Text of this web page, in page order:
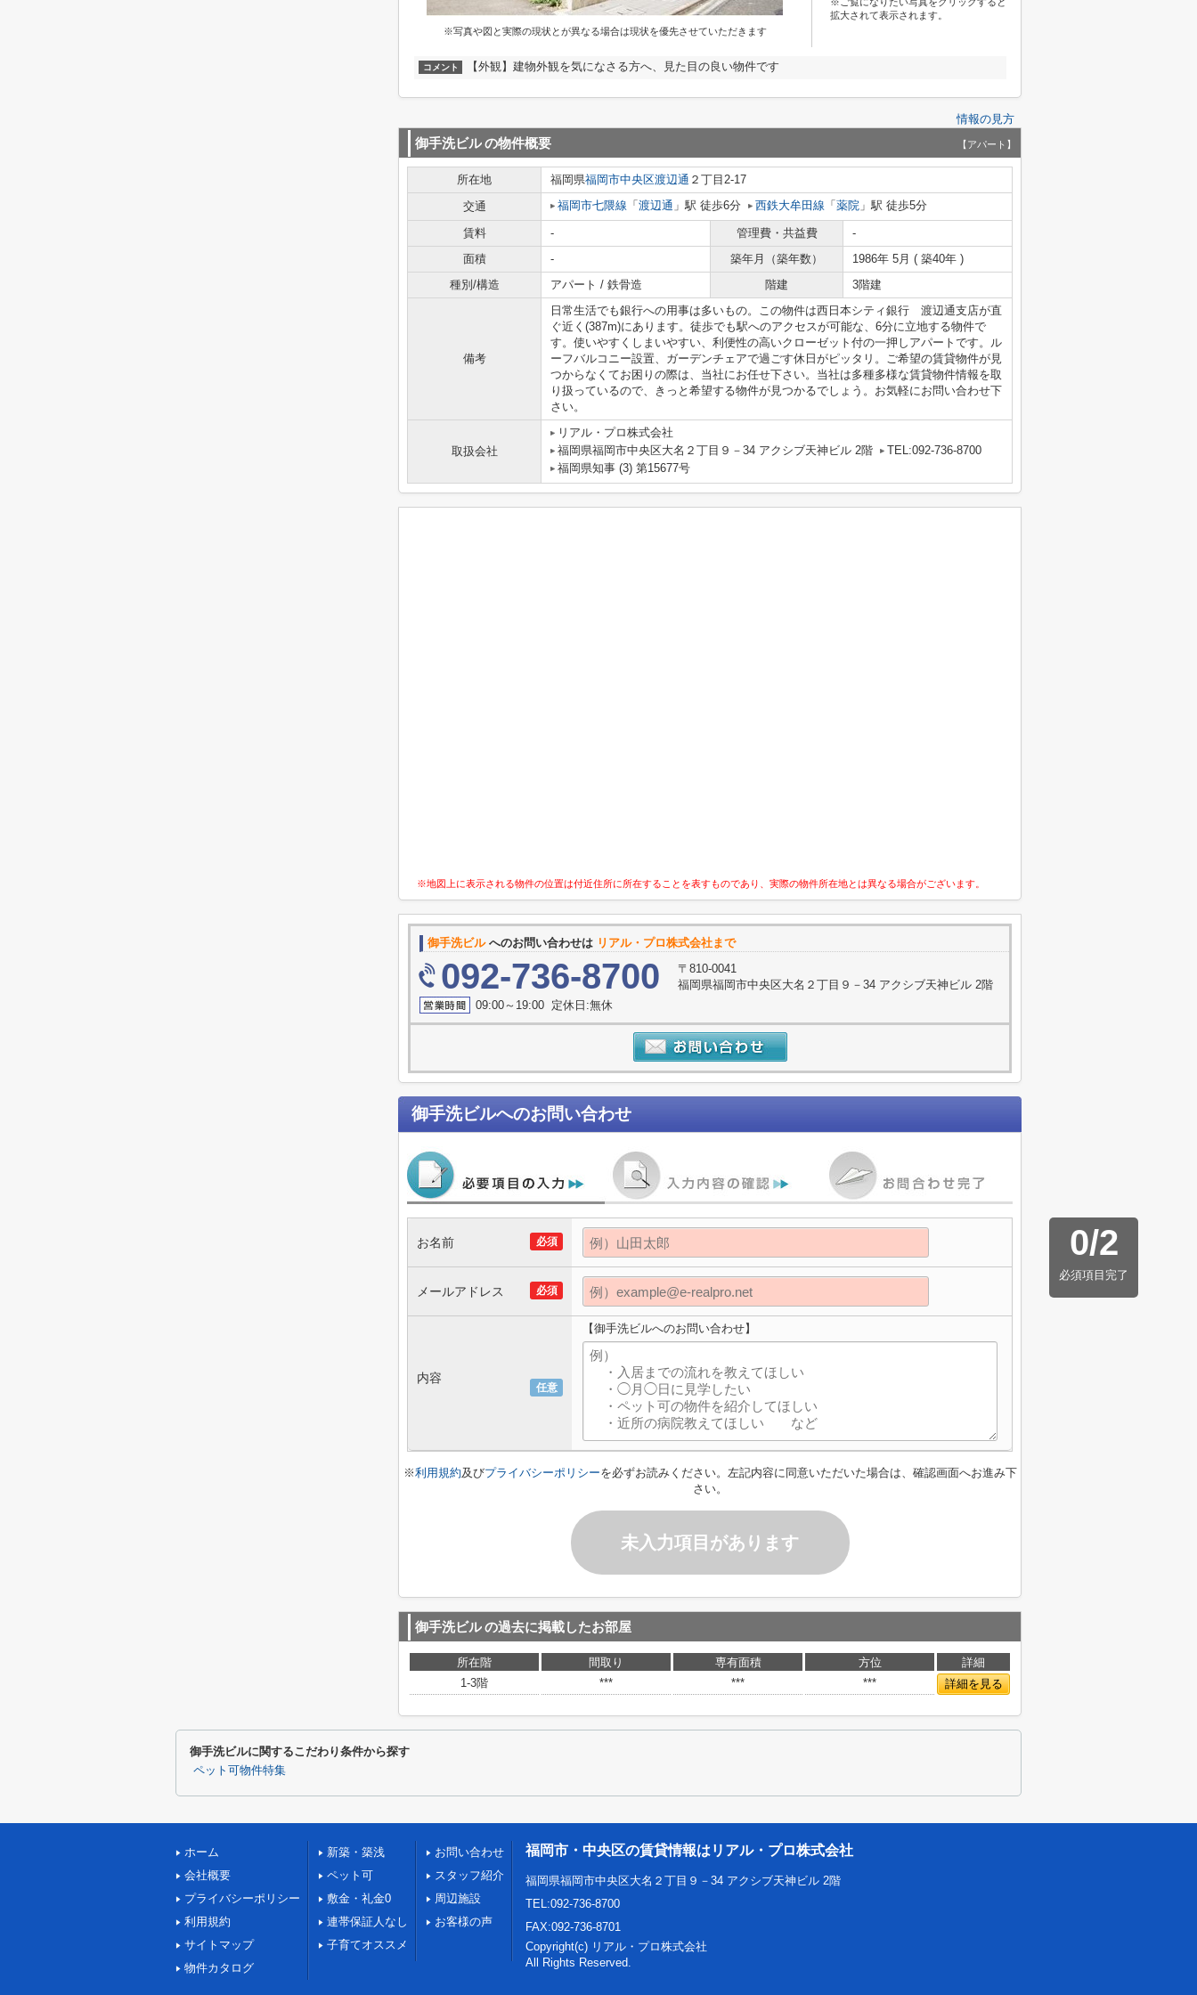
※写真や図と実際の現状とが異なる場合は現状を優先させていただきます
拡大されて表示されます。
コメント 【外観】建物外観を気になさる方へ、見た目の良い物件です
情報の見方
御手洗ビルの物件概要 【アパート】
所在地 福岡県福岡市中央区渡辺通 ２丁目2-17
交通
福岡市七隈線 「 渡辺通 」駅 徒歩6分 西鉄大牟田線 「 薬院 」駅 徒歩5分
賃料 - 管理費・共益費
-
面積
- 築年月（築年数）
1986年 5月 ( 築40年 )
種別/構造
アパート / 鉄骨造 階建 3階建
備考
日常生活でも銀行への用事は多いもの。この物件は西日本シティ銀行 渡辺通支店が直
ぐ近く(387m)にあります。徒歩でも駅へのアクセスが可能な、6分に立地する物件で
す。使いやすくしまいやすい、利便性の高いクローゼット付の一押しアパートです。ル
ーフバルコニー設置、ガーデンチェアで過ごす休日がピッタリ。ご希望の賃貸物件が見
つからなくてお困りの際は、当社にお任せ下さい。当社は多種多様な賃貸物件情報を取
り扱っているので、きっと希望する物件が見つかるでしょう。お気軽にお問い合わせ下
さい。
取扱会社
リアル・プロ株式会社
福岡県福岡市中央区大名２丁目９－34 アクシブ天神ビル 2階
TEL:092-736-8700
福岡県知事 (3) 第15677号
※地図上に表示される物件の位置は付近住所に所在することを表すものであり、実際の物件所在地とは異なる場合がございます。
御手洗ビルへのお問い合わせは リアル・プロ株式会社まで
092-736-8700
〒810-0041
福岡県福岡市中央区大名２丁目９－34 アクシブ天神ビル 2階
09:00～19:00 定休日:無休
御手洗ビルへのお問い合わせ
0/2
必須項目完了
必須
お名前
必須
メールアドレス
任意
内容
【御手洗ビルへのお問い合わせ】
※利用規約及びプライバシーポリシーを必ずお読みください。左記内容に同意いただいた場合は、確認画面へお進み下
さい。
未入力項目があります
御手洗ビルの過去に掲載したお部屋
所在階 間取り 専有面積 方位
詳細
1-3階
*** *** *** 詳細を見る
御手洗ビルに関するこだわり条件から探す
ペット可物件特集
ホーム
会社概要
プライバシーポリシー
利用規約
サイトマップ
物件カタログ
新築・築浅
ペット可
敷金・礼金0
連帯保証人なし
子育てオススメ
お問い合わせ
スタッフ紹介
周辺施設
お客様の声
福岡市・中央区の賃貸情報はリアル・プロ株式会社
福岡県福岡市中央区大名２丁目９－34 アクシブ天神ビル 2階
TEL:092-736-8700
FAX:092-736-8701
Copyright(c) リアル・プロ株式会社
All Rights Reserved.